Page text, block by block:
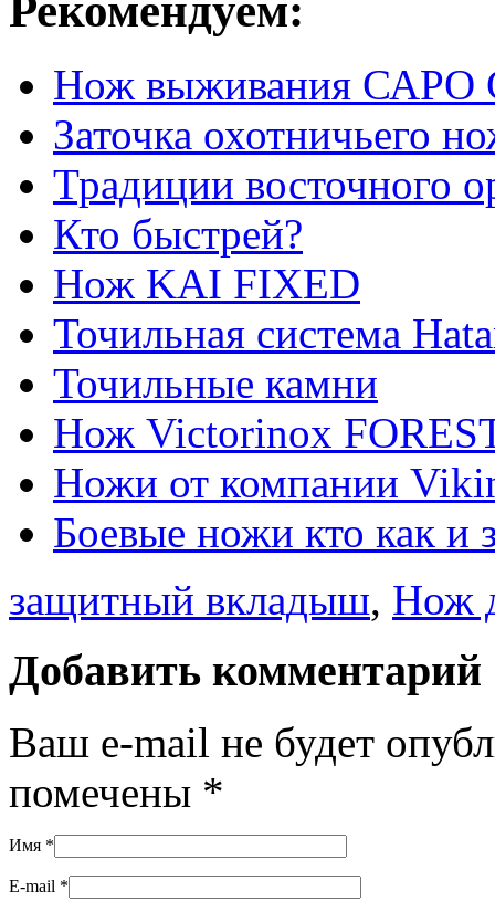
Нож выживания САРО
Заточка охотничьего
Традиции восточного
Кто быстрей?
Нож KAI FIXED
Точильная система
Точильные камни
Нож Victorinox
Ножи от компании
Боевые ножи кто как и
защитный вкладыш, Нож
Добавить комментарий
Ваш e-mail не будет
помечены *
Имя *
E-mail *